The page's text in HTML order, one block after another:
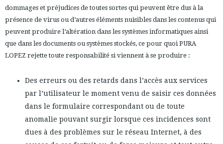
dommages et préjudices de toutes sortes qui peuvent être dus à la
présence de virus ou d’autres éléments nuisibles dans les contenus qui
peuvent produire l’altération dans les systèmes informatiques ainsi
que dans les documents ou systèmes stockés, ce pour quoi PURA
LOPEZ rejette toute responsabilité si viennent à se produire :
Des erreurs ou des retards dans l’accès aux services
par l’utilisateur le moment venu de saisir ces données
dans le formulaire correspondant ou de toute
anomalie pouvant surgir lorsque ces incidences sont
dues à des problèmes sur le réseau Internet, à des